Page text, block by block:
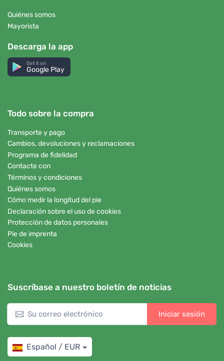
Quiénes somos
Mayorista
Descarga la app
Get it on
Google Play
Todo sobre la compra
Transporte y pago
Cambios, devoluciones y reclamaciones
Programa de fidelidad
Contacte con
Términos y condiciones
Quiénes somos
Cómo medir la longitud del pie
Declaración sobre el uso de cookies
Protección de datos personales
Pie de imprenta
Cookies
Suscríbase a nuestro boletín de noticias
Iniciar sesión
Español / EUR